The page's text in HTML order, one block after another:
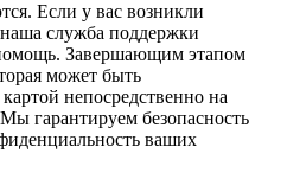
Если у вас возникли
служба поддержки
Завершающим этапом
может быть
непосредственно на
гарантируем безопасность
ваших